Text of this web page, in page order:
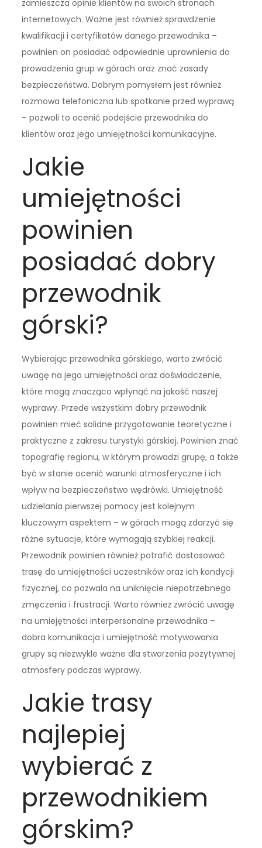
zamieszcza opinie klientów na swoich stronach
internetowych. Ważne jest również sprawdzenie
kwalifikacji i certyfikatów danego przewodnika –
powinien on posiadać odpowiednie uprawnienia do
prowadzenia grup w górach oraz znać zasady
bezpieczeństwa. Dobrym pomysłem jest również
rozmowa telefoniczna lub spotkanie przed wyprawą
– pozwoli to ocenić podejście przewodnika do
klientów oraz jego umiejętności komunikacyjne.
Jakie
umiejętności
powinien
posiadać dobry
przewodnik
górski?
Wybierając przewodnika górskiego, warto zwrócić
uwagę na jego umiejętności oraz doświadczenie,
które mogą znacząco wpłynąć na jakość naszej
wyprawy. Przede wszystkim dobry przewodnik
powinien mieć solidne przygotowanie teoretyczne i
praktyczne z zakresu turystyki górskiej. Powinien znać
topografię regionu, w którym prowadzi grupę, a także
być w stanie ocenić warunki atmosferyczne i ich
wpływ na bezpieczeństwo wędrówki. Umiejętność
udzielania pierwszej pomocy jest kolejnym
kluczowym aspektem – w górach mogą zdarzyć się
różne sytuacje, które wymagają szybkiej reakcji.
Przewodnik powinien również potrafić dostosować
trasę do umiejętności uczestników oraz ich kondycji
fizycznej, co pozwala na uniknięcie niepotrzebnego
zmęczenia i frustracji. Warto również zwrócić uwagę
na umiejętności interpersonalne przewodnika –
dobra komunikacja i umiejętność motywowania
grupy są niezwykle ważne dla stworzenia pozytywnej
atmosfery podczas wyprawy.
Jakie trasy
najlepiej
wybierać z
przewodnikiem
górskim?